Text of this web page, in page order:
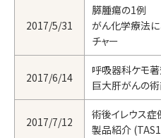
2017/5/31
膵腫瘍の1例
がん化学療法に
チャー
2017/6/14
呼吸器科ケモ
巨大肝がんの
2017/7/12
術後イレウス症
製品紹介